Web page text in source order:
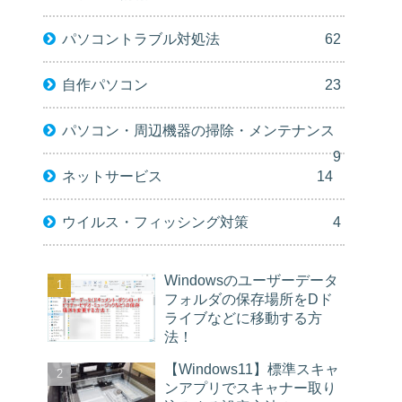
パソコントラブル対処法 62
自作パソコン 23
パソコン・周辺機器の掃除・メンテナンス
9
ネットサービス
14
ウイルス・フィッシング対策 4
Windowsのユーザーデータ
フォルダの保存場所をDド
ライブなどに移動する方
法！
【Windows11】標準スキャ
ンアプリでスキャナー取り